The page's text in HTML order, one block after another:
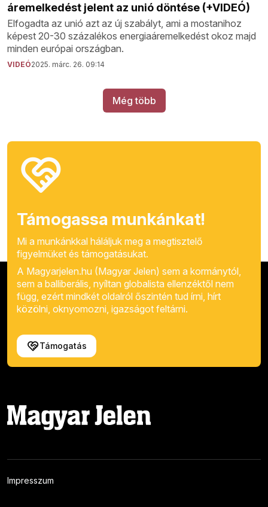
áremelkedést jelent az unió döntése (+VIDEÓ)
Elfogadta az unió azt az új szabályt, ami a mostanihoz
képest 20-30 százalékos energiaáremelkedést okoz majd
minden európai országban.
VIDEÓ2025. márc. 26. 09:14
Még több
Támogassa munkánkat!
Mi a munkánkkal háláljuk meg a megtisztelő
figyelmüket és támogatásukat.
A Magyarjelen.hu (Magyar Jelen) sem a kormánytól,
sem a balliberális, nyíltan globalista ellenzéktől nem
függ, ezért mindkét oldalról őszintén tud írni, hírt
közölni, oknyomozni, igazságot feltárni.
Támogatás
Impresszum